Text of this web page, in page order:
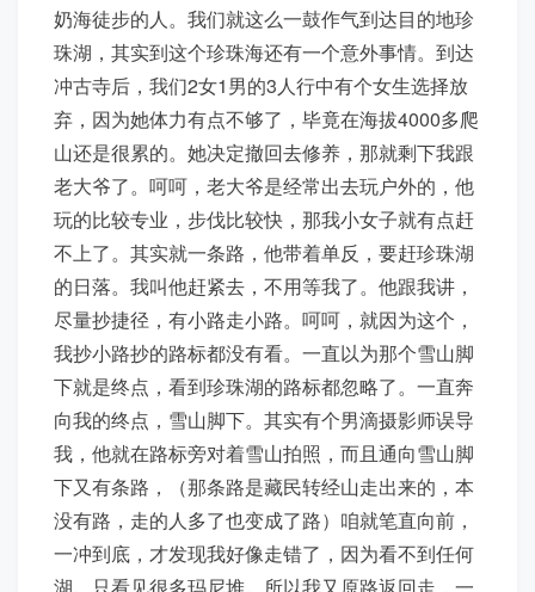
奶海徒步的人。我们就这么一鼓作气到达目的地珍
珠湖，其实到这个珍珠海还有一个意外事情。到达
冲古寺后，我们2女1男的3人行中有个女生选择放
弃，因为她体力有点不够了，毕竟在海拔4000多爬
山还是很累的。她决定撤回去修养，那就剩下我跟
老大爷了。呵呵，老大爷是经常出去玩户外的，他
玩的比较专业，步伐比较快，那我小女子就有点赶
不上了。其实就一条路，他带着单反，要赶珍珠湖
的日落。我叫他赶紧去，不用等我了。他跟我讲，
尽量抄捷径，有小路走小路。呵呵，就因为这个，
我抄小路抄的路标都没有看。一直以为那个雪山脚
下就是终点，看到珍珠湖的路标都忽略了。一直奔
向我的终点，雪山脚下。其实有个男滴摄影师误导
我，他就在路标旁对着雪山拍照，而且通向雪山脚
下又有条路，（那条路是藏民转经山走出来的，本
没有路，走的人多了也变成了路）咱就笔直向前，
一冲到底，才发现我好像走错了，因为看不到任何